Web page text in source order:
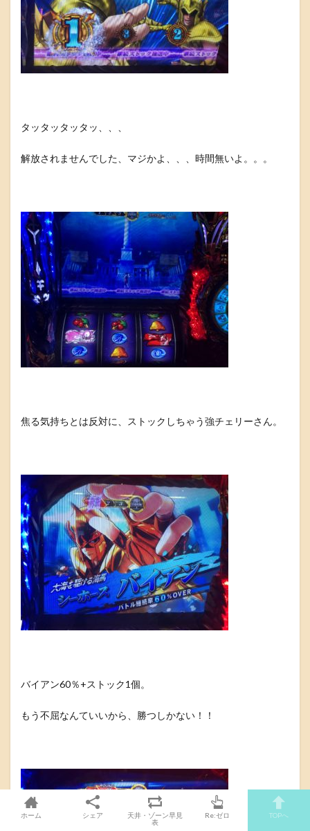
タッタッタッタッ、、、
解放されませんでした、マジかよ、、、時間無いよ。。。
焦る気持ちとは反対に、ストックしちゃう強チェリーさん。
バイアン60％+ストック1個。
もう不屈なんていいから、勝つしかない！！
ホーム シェア
天井・ゾーン早見
表
Re:ゼロ TOPへ